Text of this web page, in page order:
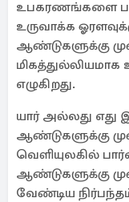
உபகரணங்களை
உருவாக்க
ஆண்டுகளுக்கு
மிகத்துல்லியமாக
எழுகிறது.
யார் அல்லது எது
ஆண்டுகளுக்கு
வெளியுலகில்
ஆண்டுகளுக்கு
வேண்டிய